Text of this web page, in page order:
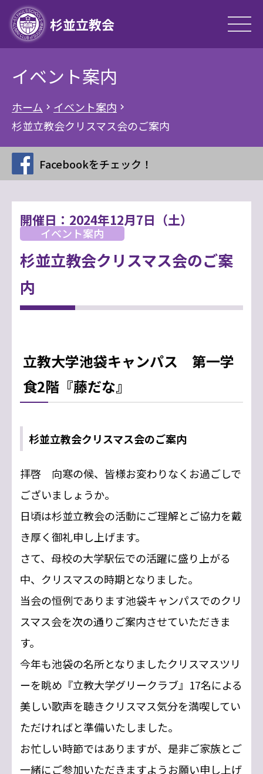
杉並立教会
イベント案内
ホーム chevron_right イベント案内 chevron_right
杉並立教会クリスマス会のご案内
Facebookをチェック！
開催日：2024年12月7日（土）
イベント案内
杉並立教会クリスマス会のご案
内
立教大学池袋キャンパス 第一学
食2階『藤だな』
杉並立教会クリスマス会のご案内
拝啓 向寒の候、皆様お変わりなくお過ごしで
ございましょうか。
日頃は杉並立教会の活動にご理解とご協力を戴
き厚く御礼申し上げます。
さて、母校の大学駅伝での活躍に盛り上がる
中、クリスマスの時期となりました。
当会の恒例であります池袋キャンパスでのクリ
スマス会を次の通りご案内させていただきま
す。
今年も池袋の名所となりましたクリスマスツリ
ーを眺め『立教大学グリークラブ』17名による
美しい歌声を聴きクリスマス気分を満喫してい
ただければと準備いたしました。
お忙しい時節ではありますが、是非ご家族とご
一緒にご参加いただきますようお願い申し上げ